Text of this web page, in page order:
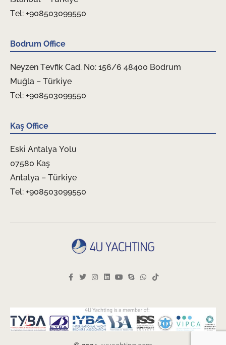
Tel: +908503099550
Bodrum Office
Neyzen Tevfik Cad. No: 156/6 48400 Bodrum
Muğla – Türkiye
Tel: +908503099550
Kaş Office
Eski Antalya Yolu
07580 Kaş
Antalya – Türkiye
Tel: +908503099550